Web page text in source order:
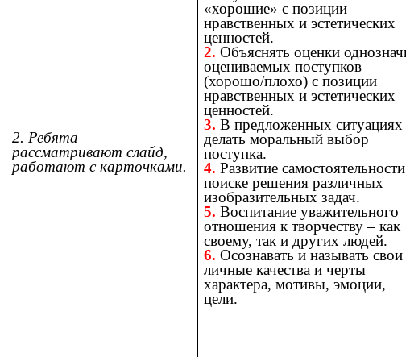
«хорошие» с позиции
нравственных и эстетических
ценностей.
2. Объяснять оценки
оцениваемых поступков
(хорошо/плохо) с позиции
нравственных и эстетических
ценностей.
3. В предложенных ситуациях
делать моральный выбор
поступка.
4. Развитие
поиске решения различных
изобразительных задач.
5. Воспитание уважительного
отношения к творчеству – как
своему, так и других людей.
6.Осознавать и называть свои
личные качества и черты
характера, мотивы, эмоции,
цели.
2. Ребята
рассматривают слайд,
работают с карточками.